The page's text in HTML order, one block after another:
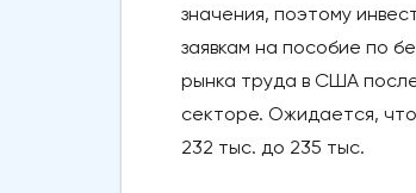
значения, поэтому
заявкам на пособие по
рынка труда в США после
секторе. Ожидается,
232 тыс. до 235 тыс.